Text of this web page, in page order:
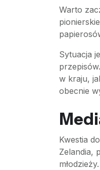
Warto
Sytuacja
w kraju,
obecnie
Kwestia
Zelandia,
młodzieży.